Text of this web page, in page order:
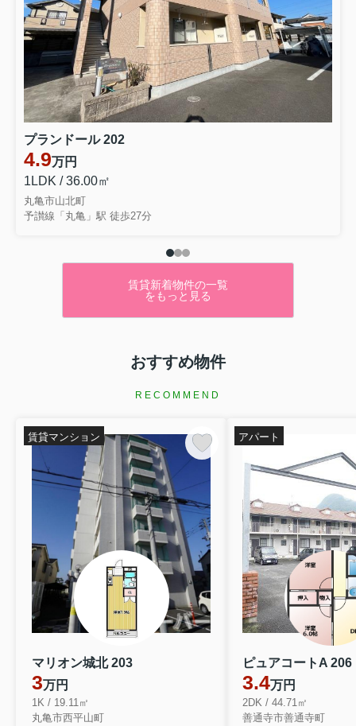
プランドール 202
4.9万円
1LDK / 36.00㎡
丸亀市山北町
予讃線「丸亀」駅 徒歩27分
賃貸新着物件の一覧
をもっと見る
おすすめ物件
RECOMMEND
マリオン城北 203
3万円
1K / 19.11㎡
丸亀市西平山町
賃貸マンション
ピュアコートA 206
3.4万円
2DK / 44.71㎡
善通寺市善通寺町
アパート